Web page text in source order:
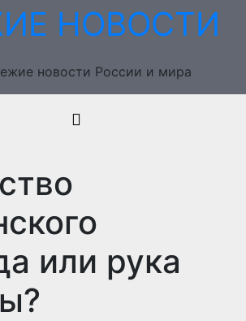
НОВОСТИ
новости России и мира
или рука